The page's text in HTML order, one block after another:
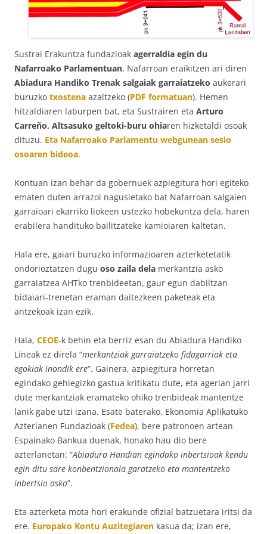
Sustrai Erakuntza fundazioak agerraldia egin du
Nafarroako Parlamentuan, Nafarroan eraikitzen ari diren
Abiadura Handiko Trenak salgaiak garraiatzeko aukerari
buruzko txostena azaltzeko (PDF formatuan). Hemen
hitzaldiaren laburpen bat, eta Sustrairen eta Arturo
Carreño, Altsasuko geltoki-buru ohiaren hizketaldi osoak
dituzu. Eta Nafarroako Parlamentu webgunean sesio
osoaren bideoa.
Kontuan izan behar da gobernuek azpiegitura hori egiteko
ematen duten arrazoi nagusietako bat Nafarroan salgaien
garraioari ekarriko liokeen ustezko hobekuntza dela, haren
erabilera handituko bailitzateke kamioiaren kaltetan.
Hala ere, gaiari buruzko informazioaren azterketetatik
ondorioztatzen dugu oso zaila dela merkantzia asko
garraiatzea AHTko trenbideetan, gaur egun dabiltzan
bidaiari-trenetan eraman daitezkeen paketeak eta
antzekoak izan ezik.
Hala, CEOE-k behin eta berriz esan du Abiadura Handiko
Lineak ez direla “merkantziak garraiatzeko fidagarriak eta
egokiak inondik ere”. Gainera, azpiegitura horretan
egindako gehiegizko gastua kritikatu dute, eta agerian jarri
dute merkantziak eramateko ohiko trenbideak mantentze
lanik gabe utzi izana. Esate baterako, Ekonomia Aplikatuko
Azterlanen Fundazioak (Fedea), bere patronoen artean
Espainako Bankua duenak, honako hau dio bere
azterlanetan: “Abiadura Handian egindako inbertsioak kendu
egin ditu sare konbentzionala garatzeko eta mantentzeko
inbertsio asko”.
Eta azterketa mota hori erakunde ofizial batzuetara iritsi da
ere. Europako Kontu Auzitegiaren kasua da; izan ere,